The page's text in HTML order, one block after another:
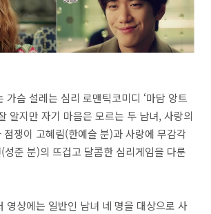
가슴 설레는 심리 로맨틱코미디 ‘마담 앙트
알지만 자기 마음은 모르는 두 남녀, 사랑의
점쟁이 고혜림(한예슬 분)과 사랑에 무감각
성준 분)의 뜨겁고 달콤한 심리게임을 다룬
영상에는 일반인 남녀 네 명을 대상으로 사